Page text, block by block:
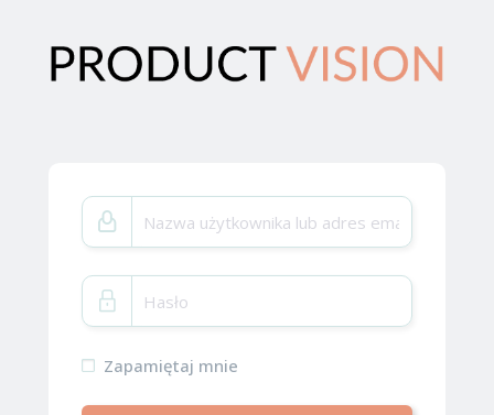
Zapamiętaj mnie